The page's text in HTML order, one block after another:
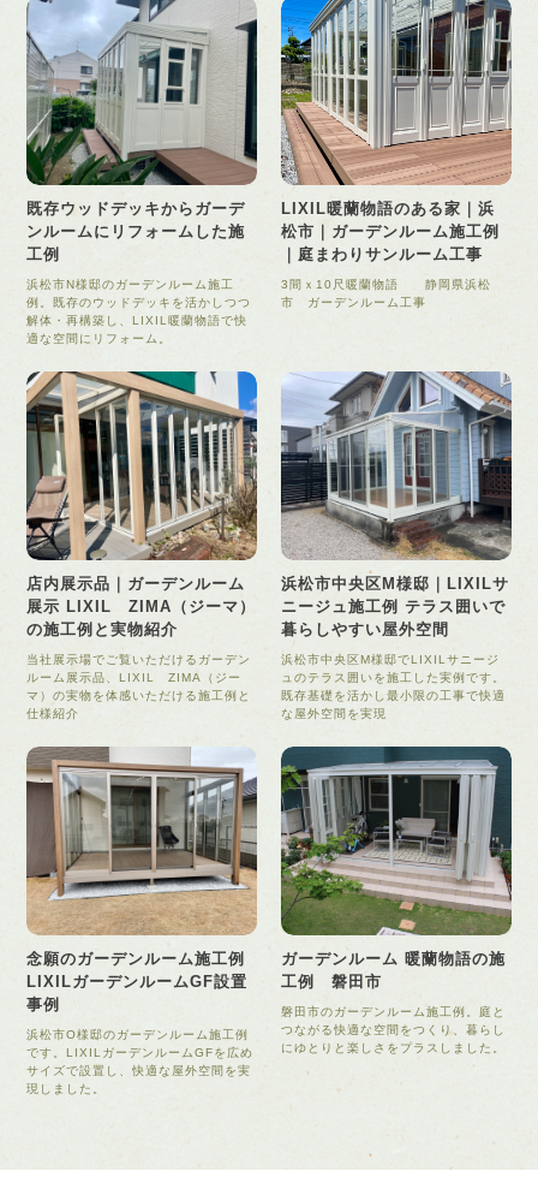
既存ウッドデッキからガーデ
ンルームにリフォームした施
工例
浜松市N様邸のガーデンルーム施工
例。既存のウッドデッキを活かしつつ
解体・再構築し、LIXIL暖蘭物語で快
適な空間にリフォーム。
LIXIL暖蘭物語のある家｜浜
松市｜ガーデンルーム施工例
｜庭まわりサンルーム工事
3間ｘ10尺暖蘭物語 静岡県浜松
市 ガーデンルーム工事
店内展示品｜ガーデンルーム
展示 LIXIL ZIMA（ジーマ）
の施工例と実物紹介
当社展示場でご覧いただけるガーデン
ルーム展示品、LIXIL ZIMA（ジー
マ）の実物を体感いただける施工例と
仕様紹介
浜松市中央区M様邸｜LIXILサ
ニージュ施工例 テラス囲いで
暮らしやすい屋外空間
浜松市中央区M様邸でLIXILサニージ
ュのテラス囲いを施工した実例です。
既存基礎を活かし最小限の工事で快適
な屋外空間を実現
念願のガーデンルーム施工例
LIXILガーデンルームGF設置
事例
浜松市O様邸のガーデンルーム施工例
です。LIXILガーデンルームGFを広め
サイズで設置し、快適な屋外空間を実
現しました。
ガーデンルーム 暖蘭物語の施
工例 磐田市
磐田市のガーデンルーム施工例。庭と
つながる快適な空間をつくり、暮らし
にゆとりと楽しさをプラスしました。